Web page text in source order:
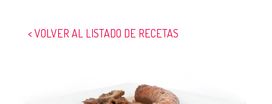
< VOLVER AL LISTADO DE RECETAS